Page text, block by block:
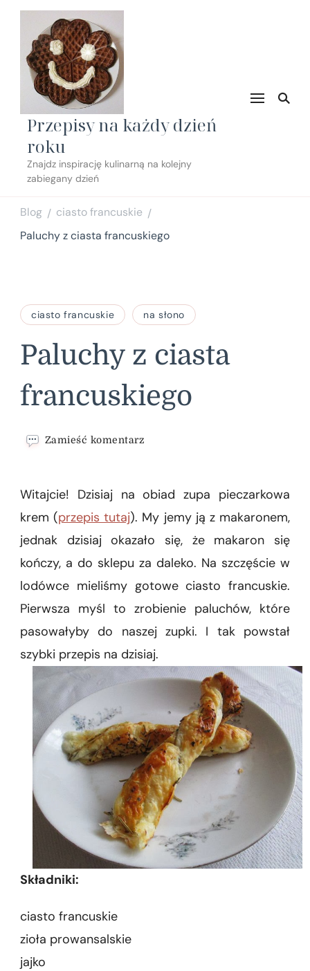
Przepisy na każdy dzień
roku
Znajdz inspirację kulinarną na kolejny
zabiegany dzień
Blog / ciasto francuskie /
Paluchy z ciasta francuskiego
ciasto francuskie na słono
Paluchy z ciasta
francuskiego
Zamieść komentarz
ciasta
francuskiego
Witajcie! Dzisiaj na obiad zupa pieczarkowa
krem (przepis tutaj). My jemy ją z makaronem,
jednak dzisiaj okazało się, że makaron się
kończy, a do sklepu za daleko. Na szczęście w
lodówce mieliśmy gotowe ciasto francuskie.
Pierwsza myśl to zrobienie paluchów, które
pasowałyby do naszej zupki. I tak powstał
szybki przepis na dzisiaj.
Składniki:
ciasto francuskie
zioła prowansalskie
jajko